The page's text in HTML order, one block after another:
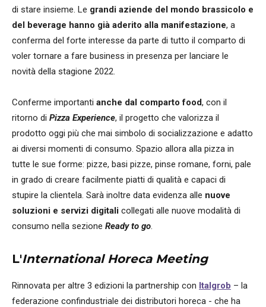
di stare insieme. Le grandi aziende del mondo brassicolo e
del beverage hanno già aderito alla manifestazione, a
conferma del forte interesse da parte di tutto il comparto di
voler tornare a fare business in presenza per lanciare le
novità della stagione 2022.
Conferme importanti anche dal comparto food, con il
ritorno di Pizza Experience, il progetto che valorizza il
prodotto oggi più che mai simbolo di socializzazione e adatto
ai diversi momenti di consumo. Spazio allora alla pizza in
tutte le sue forme: pizze, basi pizze, pinse romane, forni, pale
in grado di creare facilmente piatti di qualità e capaci di
stupire la clientela. Sarà inoltre data evidenza alle nuove
soluzioni e servizi digitali collegati alle nuove modalità di
consumo nella sezione Ready to go.
L'International Horeca Meeting
Rinnovata per altre 3 edizioni la partnership con Italgrob – la
federazione confindustriale dei distributori horeca - che ha